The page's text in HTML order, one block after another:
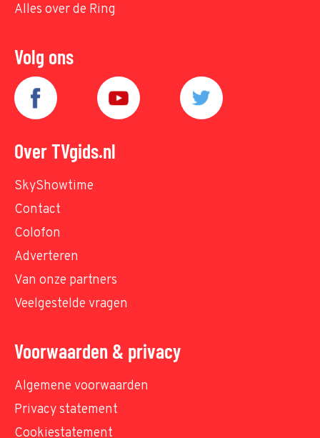
Alles over de Ring
Volg ons
Over TVgids.nl
SkyShowtime
Contact
Colofon
Adverteren
Van onze partners
Veelgestelde vragen
Voorwaarden & privacy
Algemene voorwaarden
Privacy statement
Cookiestatement